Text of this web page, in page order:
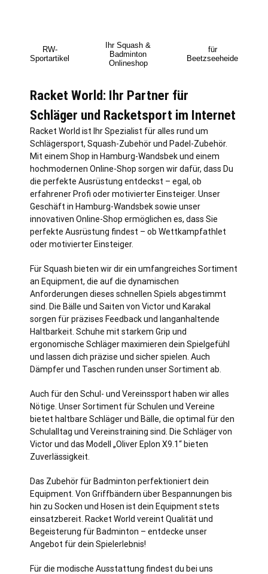
RW-
Sportartikel
Ihr Squash &
Badminton
Onlineshop
für
Beetzseeheide
Racket World: Ihr Partner für
Schläger und Racketsport im Internet
Racket World ist Ihr Spezialist für alles rund um
Schlägersport, Squash-Zubehör und Padel-Zubehör.
Mit einem Shop in Hamburg-Wandsbek und einem
hochmodernen Online-Shop sorgen wir dafür, dass Du
die perfekte Ausrüstung entdeckst – egal, ob
erfahrener Profi oder motivierter Einsteiger. Unser
Geschäft in Hamburg-Wandsbek sowie unser
innovativen Online-Shop ermöglichen es, dass Sie
perfekte Ausrüstung findest – ob Wettkampfathlet
oder motivierter Einsteiger.
Für Squash bieten wir dir ein umfangreiches Sortiment
an Equipment, die auf die dynamischen
Anforderungen dieses schnellen Spiels abgestimmt
sind. Die Bälle und Saiten von Victor und Karakal
sorgen für präzises Feedback und langanhaltende
Haltbarkeit. Schuhe mit starkem Grip und
ergonomische Schläger maximieren dein Spielgefühl
und lassen dich präzise und sicher spielen. Auch
Dämpfer und Taschen runden unser Sortiment ab.
Auch für den Schul- und Vereinssport haben wir alles
Nötige. Unser Sortiment für Schulen und Vereine
bietet haltbare Schläger und Bälle, die optimal für den
Schulalltag und Vereinstraining sind. Die Schläger von
Victor und das Modell „Oliver Eplon X9.1“ bieten
Zuverlässigkeit.
Das Zubehör für Badminton perfektioniert dein
Equipment. Von Griffbändern über Bespannungen bis
hin zu Socken und Hosen ist dein Equipment stets
einsatzbereit. Racket World vereint Qualität und
Begeisterung für Badminton – entdecke unser
Angebot für dein Spielerlebnis!
Für die modische Ausstattung findest du bei uns